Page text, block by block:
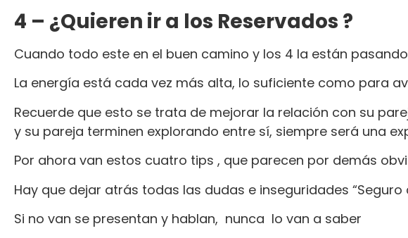
4 – ¿Quieren ir a los Reservados ?
Cuando todo este en el buen camino y los 4 la están
La energía está cada vez más alta, lo suficiente como para
Recuerde que esto se trata de mejorar la relación con su
y su pareja terminen explorando entre sí, siempre será una
Por ahora van estos cuatro tips , que parecen por demás
Hay que dejar atrás todas las dudas e inseguridades
Si no van se presentan y hablan, nunca lo van a saber